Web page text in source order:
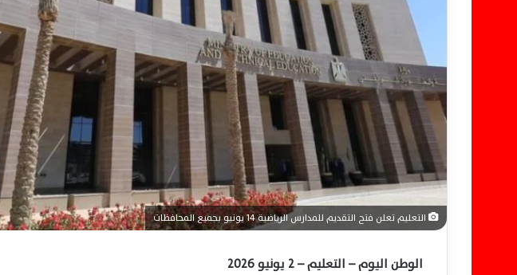
ت
ر
و
ن
ي
ا
التعليم تعلن فتح التقديم للمدارس الرياضية 14 يونيو بجميع المحافظات
الوطن اليوم – التعليم – 2 يونيو 2026